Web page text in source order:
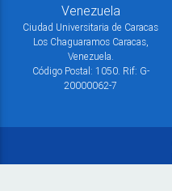
Venezuela
Ciudad Universitaria de Caracas
Los Chaguaramos Caracas,
Venezuela.
Código Postal: 1050. Rif: G-
20000062-7